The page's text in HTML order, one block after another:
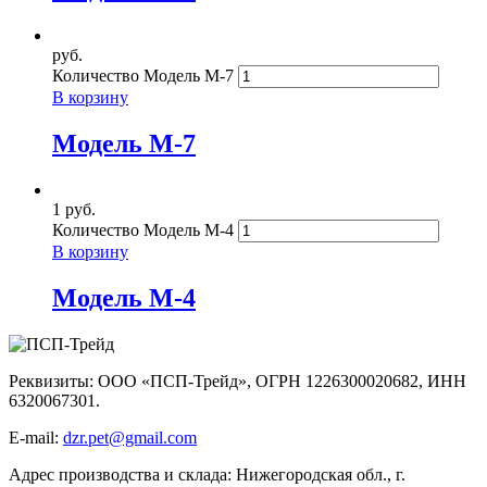
руб.
Количество Модель М-7
В корзину
Модель М-7
1 руб.
Количество Модель М-4
В корзину
Модель М-4
Реквизиты: ООО «ПСП-Трейд», ОГРН 1226300020682, ИНН
6320067301.
E-mail: dzr.pet@gmail.com
Адрес производства и склада: Нижегородская обл., г.